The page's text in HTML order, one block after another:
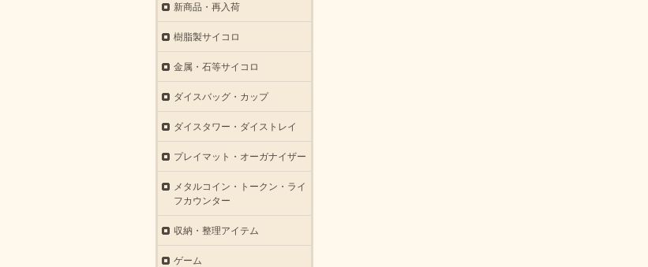
新商品・再入荷
樹脂製サイコロ
金属・石等サイコロ
ダイスバッグ・カップ
ダイスタワー・ダイストレイ
プレイマット・オーガナイザー
メタルコイン・トークン・ライ
フカウンター
収納・整理アイテム
ゲーム